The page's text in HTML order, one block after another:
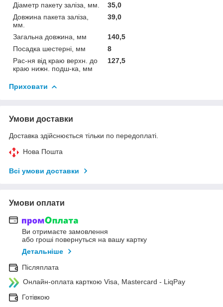
Діаметр пакету заліза, мм.
35,0
Довжина пакета заліза,
мм.
39,0
Загальна довжина, мм
140,5
Посадка шестерні, мм
8
Рас-ня від краю верхн. до
краю нижн. подш-ка, мм
127,5
Приховати
Умови доставки
Доставка здійснюється тільки по передоплаті.
Нова Пошта
Всі умови доставки
Умови оплати
Ви отримаєте замовлення
або гроші повернуться на вашу картку
Детальніше
Післяплата
Онлайн-оплата карткою Visa, Mastercard - LiqPay
Готівкою